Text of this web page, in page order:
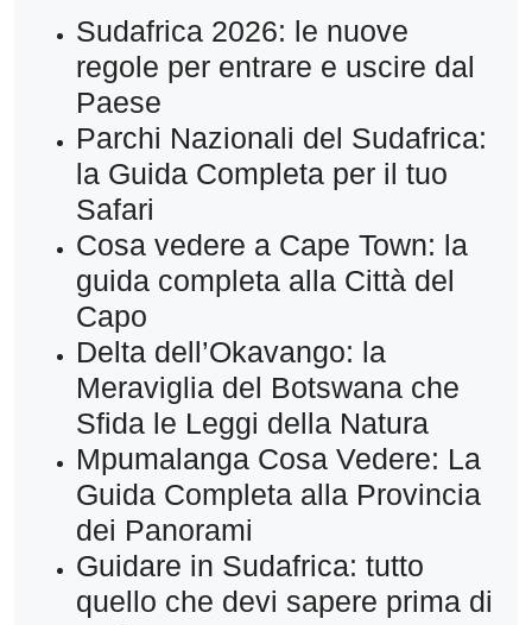
Sudafrica 2026: le nuove
regole per entrare e uscire dal
Paese
Parchi Nazionali del Sudafrica:
la Guida Completa per il tuo
Safari
Cosa vedere a Cape Town: la
guida completa alla Città del
Capo
Delta dell’Okavango: la
Meraviglia del Botswana che
Sfida le Leggi della Natura
Mpumalanga Cosa Vedere: La
Guida Completa alla Provincia
dei Panorami
Guidare in Sudafrica: tutto
quello che devi sapere prima di